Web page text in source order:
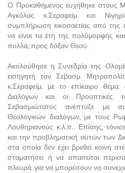
Ο Προκαθήμενος ευχήθηκε στους
Αγκόλας κ.Σεραφείμ και
συμπλήρωση εικοσαετίας από της
να είναι τα έτη της πολύμορφης
πολλά, προς δόξαν Θεού.
Ακολούθησε η Συνεδρία της
εισηγητή τον Σεβασμ.
κ.Σεραφείμ, με το επίκαιρο
Διαλόγων και οι Προοπτικές
Σεβασμιώτατος ανέπτυξε με
Θεολογικών διαλόγων, με τους
Λουθηριανούς κ.λ.π.. Επίσης,
και την προβληματική αυτών των
στα οποία δεν έχει βρεθεί κοινή
σταματήσει ή να απαιτείται
πλευρά, για να μπορέσουν να